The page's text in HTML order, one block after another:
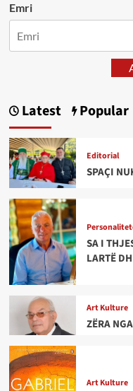
Emri
Latest Popular
Editorial
SPAÇI
SA I
LARTË
Art Kulture
ZËRA
Art Kulture